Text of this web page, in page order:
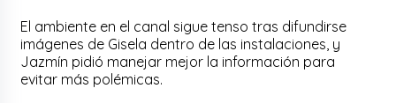
El ambiente en el canal sigue tenso tras difundirse
imágenes de Gisela dentro de las instalaciones, y
Jazmín pidió manejar mejor la información para
evitar más polémicas.